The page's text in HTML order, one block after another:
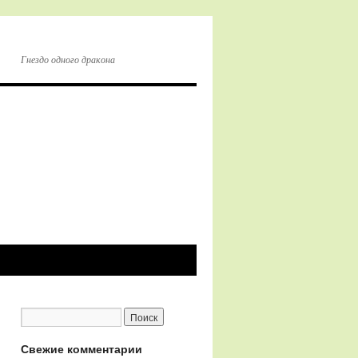
Гнездо одного дракона
Свежие комментарии